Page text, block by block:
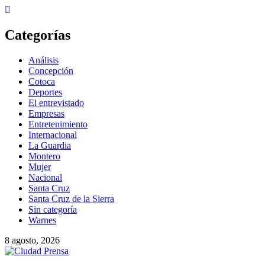
Skip
content
Categorías
Análisis
Concepción
Cotoca
Deportes
El entrevistado
Empresas
Entretenimiento
Internacional
La Guardia
Montero
Mujer
Nacional
Santa Cruz
Santa Cruz de la Sierra
Sin categoría
Warnes
8 agosto, 2026